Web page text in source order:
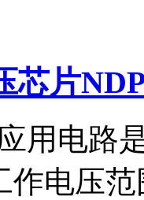
芯片
用电路
作电压